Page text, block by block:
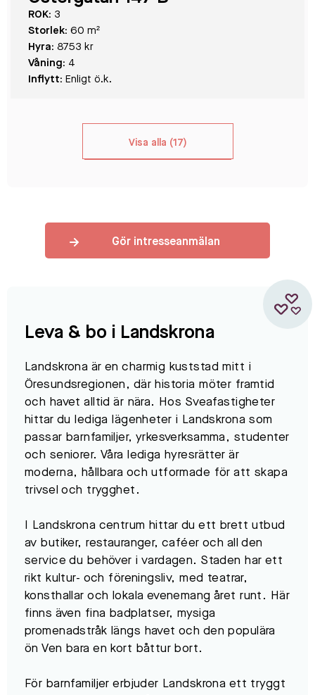
ROK: 3
Storlek: 60 m²
Hyra: 8753 kr
Våning: 4
Inflytt: Enligt ö.k.
Visa alla (17)
Gör intresseanmälan
Leva & bo i Landskrona
Landskrona är en charmig kuststad mitt i
Öresundsregionen, där historia möter framtid
och havet alltid är nära. Hos Sveafastigheter
hittar du lediga lägenheter i Landskrona som
passar barnfamiljer, yrkesverksamma, studenter
och seniorer. Våra lediga hyresrätter är
moderna, hållbara och utformade för att skapa
trivsel och trygghet.
I Landskrona centrum hittar du ett brett utbud
av butiker, restauranger, caféer och all den
service du behöver i vardagen. Staden har ett
rikt kultur- och föreningsliv, med teatrar,
konsthallar och lokala evenemang året runt. Här
finns även fina badplatser, mysiga
promenadstråk längs havet och den populära
ön Ven bara en kort båttur bort.
För barnfamiljer erbjuder Landskrona ett tryggt